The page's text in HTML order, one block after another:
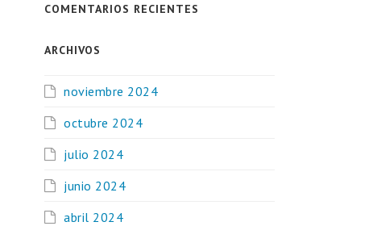
COMENTARIOS RECIENTES
ARCHIVOS
noviembre 2024
octubre 2024
julio 2024
junio 2024
abril 2024